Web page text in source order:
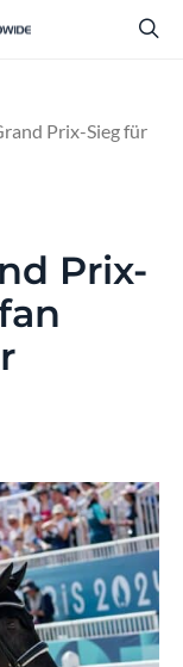
Prix-Sieg für
Prix-